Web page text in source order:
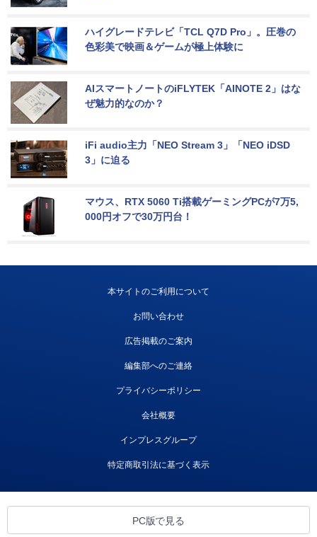
ハイグレードテレビ「TCL Q7D Pro」。圧巻の
色彩美で映画＆ゲームが極上体験に
AIスマートノートのiFLYTEK「AINOTE 2」はな
ぜ魅力的なのか？
iFi audio主力「NEO Stream 3」「NEO iDSD
3」に迫る
マウス、RTX 5060 Ti搭載ゲーミングPCが7万5,
000円オフで30万円台！
本サイトのご利用について
お問い合わせ
広告掲載のご案内
編集部へのご連絡
プライバシーポリシー
会社概要
インプレスグループ
特定商取引法に基づく表示
PC版で見る